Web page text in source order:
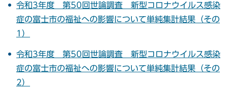
令和3年度 第50回世論調査 新型コロナウイルス感染
症の富士市の福祉への影響について単純集計結果（その
1）
令和3年度 第50回世論調査 新型コロナウイルス感染
症の富士市の福祉への影響について単純集計結果（その
2）